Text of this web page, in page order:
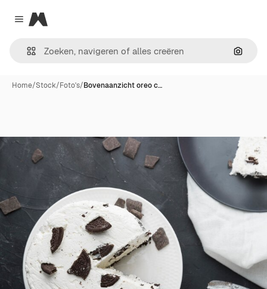
Close menu
Magnific
Home/Stock/Foto's/Bovenaanzicht oreo c…